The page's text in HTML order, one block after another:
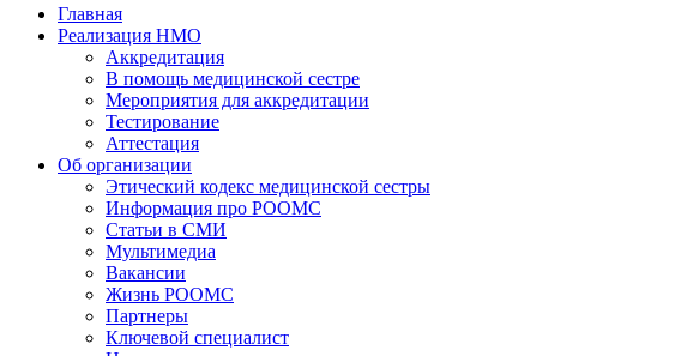
Главная
Реализация НМО
Аккредитация
В помощь медицинской сестре
Мероприятия для аккредитации
Тестирование
Аттестация
Об организации
Этический кодекс медицинской сестры
Информация про РООМС
Статьи в СМИ
Мультимедиа
Вакансии
Жизнь РООМС
Партнеры
Ключевой специалист